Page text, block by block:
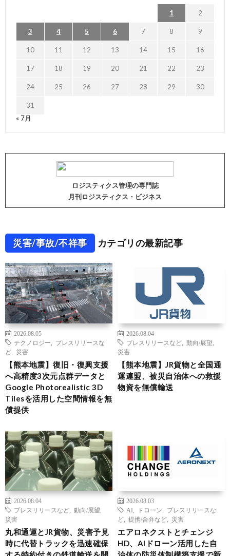
1 2
3 4 5 6 7 8 9
10 11 12 13 14 15 16
17 18 19 20 21 22 23
24 25 26 27 28 29 30
31
« 7月
ロジスティクス管理の専門誌
月刊ロジスティクス・ビジネス
災害/事故/不祥事 カテゴリの最新記事
2026.08.05
テクノロジー
プレスリリースな
ど
災害
【熊本地震】復旧・復興支援
へ高精度3次元点群データと
Google Photorealistic 3D
Tilesを活用した空間情報を無
償提供
2026.08.04
プレスリリースなど
動向/展望
災害
【熊本地震】JR貨物と全国通
運連盟、被災自治体への救援
物資を無償輸送
2026.08.04
プレスリリースなど
動向/展望
災害
丸和通運とJR貨物、災害予見
時に代替トラックを迅速確保
2026.08.03
AI
ドローン
プレスリリースな
ど
提携/合弁など 災害
エアロネクストとチェンジ
HD、AIドローン活用した自